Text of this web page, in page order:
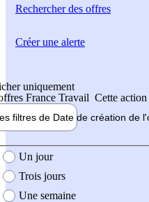
Rechercherdes offres
uniquement
France Travail Cette
filtres de Date de création de
création de l'offre
Un jour
Trois jours
Une semaine
Créer une alerte